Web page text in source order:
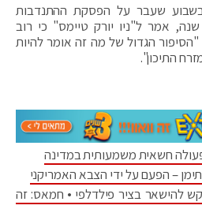
שהודיע בשבוע שעבר על הפסקת ההתנדבות
לשירות מילואים לאחר 32 שנה, אמר ל"ניו יורק טיימס" כי רוב
הגדול של מה זה אומר להיות
התיכון".
חשאית משמעותית במדינה
– הפעם על ידי הצבא האמריקני
להישאר בציר פילדלפי • חמאס: זה